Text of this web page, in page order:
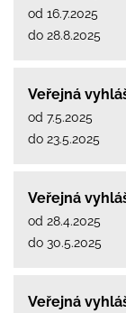
od 16.7.2025
do 28.8.2025
Veřejná
od 7.5.2025
do 23.5.2025
Veřejná
od 28.4.2025
do 30.5.2025
Veřejná